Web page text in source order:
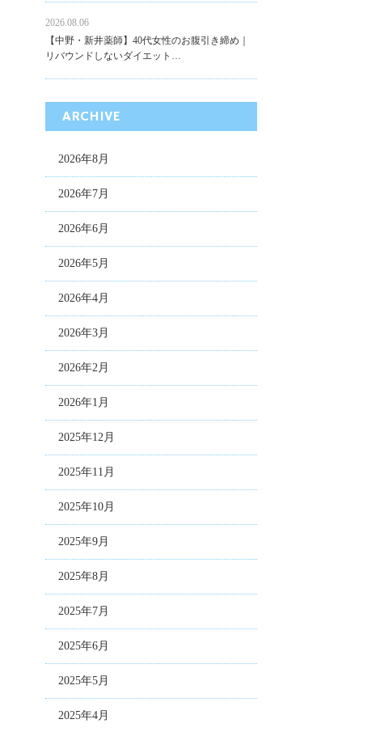
2026.08.06
【中野・新井薬師】40代女性のお腹引き締め｜
リバウンドしないダイエット…
ARCHIVE
2026年8月
2026年7月
2026年6月
2026年5月
2026年4月
2026年3月
2026年2月
2026年1月
2025年12月
2025年11月
2025年10月
2025年9月
2025年8月
2025年7月
2025年6月
2025年5月
2025年4月